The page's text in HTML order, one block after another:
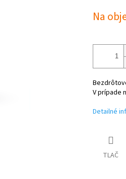
cena:
Na
V prípade
Detailné
TLAČ